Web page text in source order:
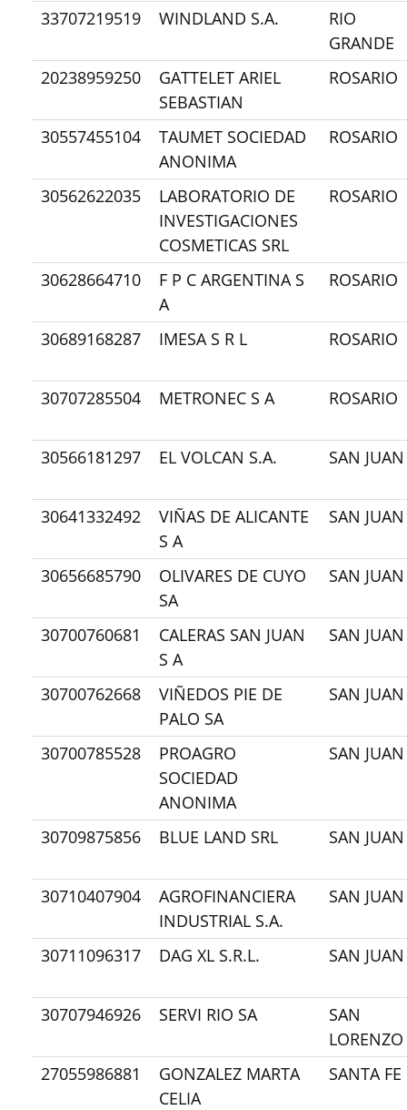
33707219519 WINDLAND S.A.
RIO
GRANDE
20238959250
GATTELET ARIEL
SEBASTIAN
ROSARIO
30557455104
TAUMET SOCIEDAD
ANONIMA
ROSARIO
30562622035
LABORATORIO DE
INVESTIGACIONES
COSMETICAS SRL
ROSARIO
30628664710
F P C ARGENTINA S
A
ROSARIO
30689168287 IMESA S R L ROSARIO
30707285504 METRONEC S A ROSARIO
30566181297 EL VOLCAN S.A. SAN JUAN
30641332492
VIÑAS DE ALICANTE
S A
SAN JUAN
30656685790
OLIVARES DE CUYO
SA
SAN JUAN
30700760681
CALERAS SAN JUAN
S A
SAN JUAN
30700762668
VIÑEDOS PIE DE
PALO SA
SAN JUAN
30700785528
PROAGRO
SOCIEDAD
ANONIMA
SAN JUAN
30709875856 BLUE LAND SRL SAN JUAN
30710407904
AGROFINANCIERA
INDUSTRIAL S.A.
SAN JUAN
30711096317 DAG XL S.R.L. SAN JUAN
30707946926 SERVI RIO SA
SAN
LORENZO
27055986881
GONZALEZ MARTA
CELIA
SANTA FE